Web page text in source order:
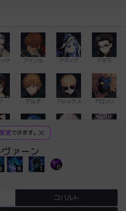
ク アイソル アディナ アデラ
アルダ アレックス アロンソ
ウィリアム
ァーン
E R T D
更できます。
コバルト